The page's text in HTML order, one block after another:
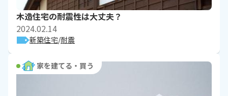
木造住宅の耐震性は大丈夫？
2024.02.14
新築住宅 耐震
家を建てる・買う